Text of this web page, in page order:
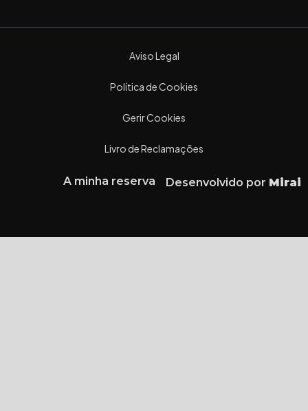
Aviso Legal
Política de Cookies
Gerir Cookies
Livro de Reclamações
A minha reserva Desenvolvido por Mirai